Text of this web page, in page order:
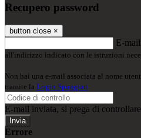
Recupero password
button close ×
E-mail
all'indirizzo indicato con le istruzioni
Non hai una e-mail associata al nome
tramite la Login Spaggiari
E-mail inviata, si prega di
Errore